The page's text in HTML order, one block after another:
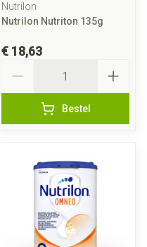
Nutrilon
Nutrilon Nutriton 135g
€ 18,63
Bestel